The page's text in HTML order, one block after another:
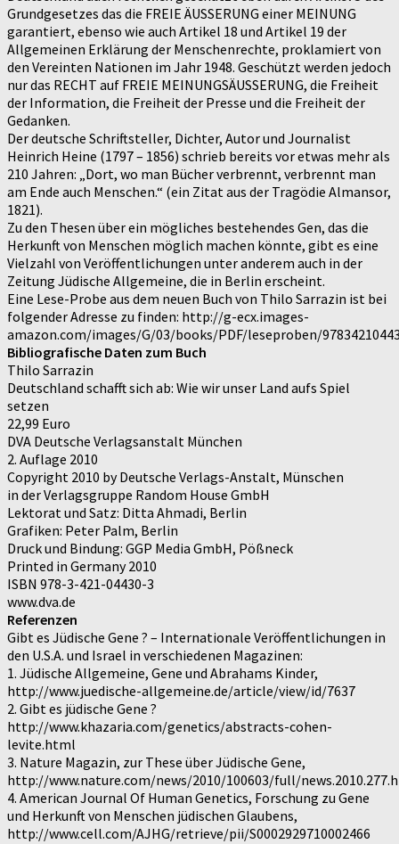
Grundgesetzes das die FREIE ÄUSSERUNG einer MEINUNG
garantiert, ebenso wie auch Artikel 18 und Artikel 19 der
Allgemeinen Erklärung der Menschenrechte, proklamiert von
den Vereinten Nationen im Jahr 1948. Geschützt werden jedoch
nur das RECHT auf FREIE MEINUNGSÄUSSERUNG, die Freiheit
der Information, die Freiheit der Presse und die Freiheit der
Gedanken.
Der deutsche Schriftsteller, Dichter, Autor und Journalist
Heinrich Heine (1797 – 1856) schrieb bereits vor etwas mehr als
210 Jahren: „Dort, wo man Bücher verbrennt, verbrennt man
am Ende auch Menschen.“ (ein Zitat aus der Tragödie Almansor,
1821).
Zu den Thesen über ein mögliches bestehendes Gen, das die
Herkunft von Menschen möglich machen könnte, gibt es eine
Vielzahl von Veröffentlichungen unter anderem auch in der
Zeitung Jüdische Allgemeine, die in Berlin erscheint.
Eine Lese-Probe aus dem neuen Buch von Thilo Sarrazin ist bei
folgender Adresse zu finden: http://g-ecx.images-
amazon.com/images/G/03/books/PDF/leseproben/
Bibliografische Daten zum Buch
Thilo Sarrazin
Deutschland schafft sich ab: Wie wir unser Land aufs Spiel
setzen
22,99 Euro
DVA Deutsche Verlagsanstalt München
2. Auflage 2010
Copyright 2010 by Deutsche Verlags-Anstalt, Münschen
in der Verlagsgruppe Random House GmbH
Lektorat und Satz: Ditta Ahmadi, Berlin
Grafiken: Peter Palm, Berlin
Druck und Bindung: GGP Media GmbH, Pößneck
Printed in Germany 2010
ISBN 978-3-421-04430-3
www.dva.de
Referenzen
Gibt es Jüdische Gene ? – Internationale Veröffentlichungen in
den U.S.A. und Israel in verschiedenen Magazinen:
1. Jüdische Allgemeine, Gene und Abrahams Kinder,
http://www.juedische-allgemeine.de/article/view/id/7637
2. Gibt es jüdische Gene ?
http://www.khazaria.com/genetics/abstracts-cohen-
levite.html
3. Nature Magazin, zur These über Jüdische Gene,
http://www.nature.com/news/2010/100603/full/
4. American Journal Of Human Genetics, Forschung zu Gene
und Herkunft von Menschen jüdischen Glaubens,
http://www.cell.com/AJHG/retrieve/pii/S0002929710002466